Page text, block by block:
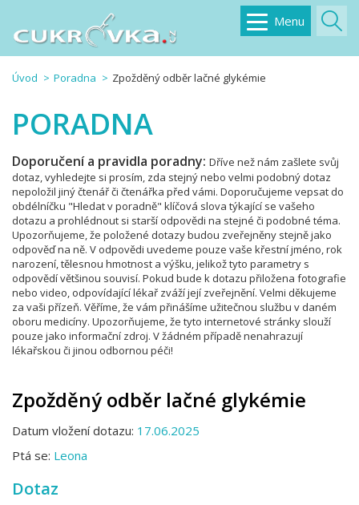
Menu
Úvod Poradna Zpožděný odběr lačné glykémie
PORADNA
Doporučení a pravidla poradny: Dříve než nám zašlete svůj
dotaz, vyhledejte si prosím, zda stejný nebo velmi podobný dotaz
nepoložil jiný čtenář či čtenářka před vámi. Doporučujeme vepsat do
obdélníčku "Hledat v poradně" klíčová slova týkající se vašeho
dotazu a prohlédnout si starší odpovědi na stejné či podobné téma.
Upozorňujeme, že položené dotazy budou zveřejněny stejně jako
odpověď na ně. V odpovědi uvedeme pouze vaše křestní jméno, rok
narození, tělesnou hmotnost a výšku, jelikož tyto parametry s
odpovědí většinou souvisí. Pokud bude k dotazu přiložena fotografie
nebo video, odpovídající lékař zváží její zveřejnění. Velmi děkujeme
za vaši přízeň. Věříme, že vám přinášíme užitečnou službu v daném
oboru medicíny. Upozorňujeme, že tyto internetové stránky slouží
pouze jako informační zdroj. V žádném případě nenahrazují
lékařskou či jinou odbornou péči!
Zpožděný odběr lačné glykémie
Datum vložení dotazu: 17.06.2025
Ptá se: Leona
Dotaz